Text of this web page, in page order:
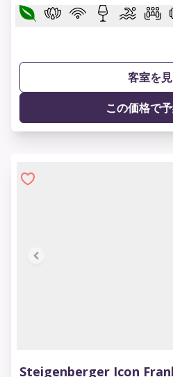
客室を
この価格で
Steigenberger Icon